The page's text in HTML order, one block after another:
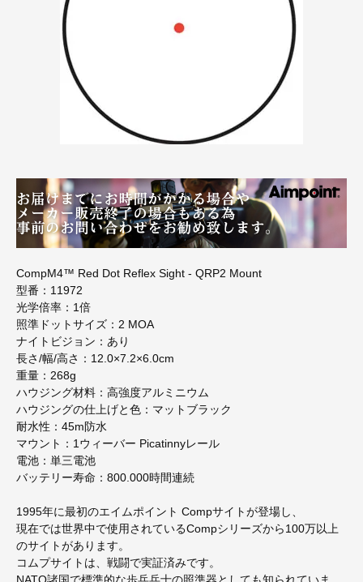
CompM4™ Red Dot Reflex Sight - QRP2 Mount
型番：11972
光学倍率：1倍
照準ドットサイズ：2 MOA
ナイトビジョン：あり
長さ/幅/高さ：12.0×7.2×6.0cm
重量：268g
ハウジング材料：高強度アルミニウム
ハウジングの仕上げと色：マットブラック
耐水性：45m防水
マウント：1ウィーバー Picatinnyレール
電池：単三電池
バッテリー寿命：800.000時間連続
1995年に最初のエイムポイント Compサイトが登場し、
現在では世界中で使用されているCompシリーズから100万以上
のサイトがあります。
コムプサイトは、戦闘で実証済みです。